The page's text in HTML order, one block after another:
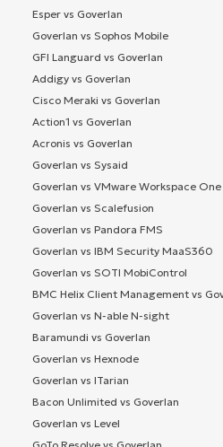
Esper vs Goverlan
Goverlan vs Sophos Mobile
GFI Languard vs Goverlan
Addigy vs Goverlan
Cisco Meraki vs Goverlan
Action1 vs Goverlan
Acronis vs Goverlan
Goverlan vs Sysaid
Goverlan vs VMware Workspace One
Goverlan vs Scalefusion
Goverlan vs Pandora FMS
Goverlan vs IBM Security MaaS360
Goverlan vs SOTI MobiControl
BMC Helix Client Management vs
Goverlan vs N-able N-sight
Baramundi vs Goverlan
Goverlan vs Hexnode
Goverlan vs ITarian
Bacon Unlimited vs Goverlan
Goverlan vs Level